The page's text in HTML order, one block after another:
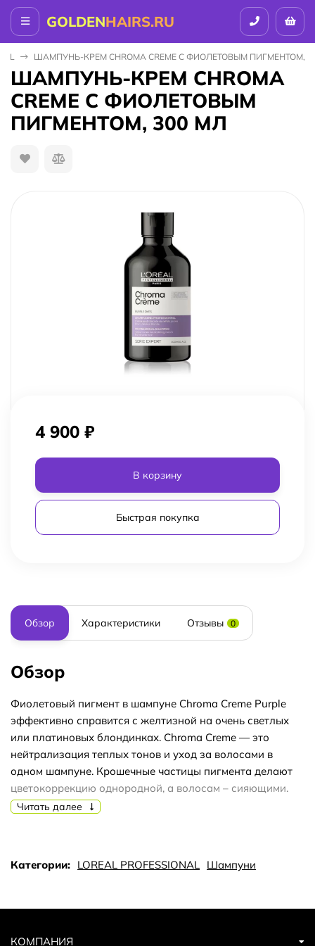
GOLDENHAIRS.RU
ШАМПУНЬ-КРЕМ CHROMA CREME С ФИОЛЕТОВЫМ ПИГМЕНТОМ,
ШАМПУНЬ-КРЕМ CHROMA
CREME С ФИОЛЕТОВЫМ
ПИГМЕНТОМ, 300 МЛ
4 900 ₽
В корзину
Быстрая покупка
Обзор Характеристики Отзывы 0
Обзор
Фиолетовый пигмент в шампуне Chroma Creme Purple
эффективно справится с желтизной на очень светлых
или платиновых блондинках. Chroma Creme — это
нейтрализация теплых тонов и уход за волосами в
одном шампуне. Крошечные частицы пигмента делают
цветокоррекцию однородной, а волосам – сияющими.
Волосы питаются, а цвет обновляется.
- предназначен для очень светлых и платиновых
- уход даже за самыми поврежденными и пористыми
- цвет свежий и блестящий;
Читать далее
Категории: LOREAL PROFESSIONAL Шампуни
КОМПАНИЯ